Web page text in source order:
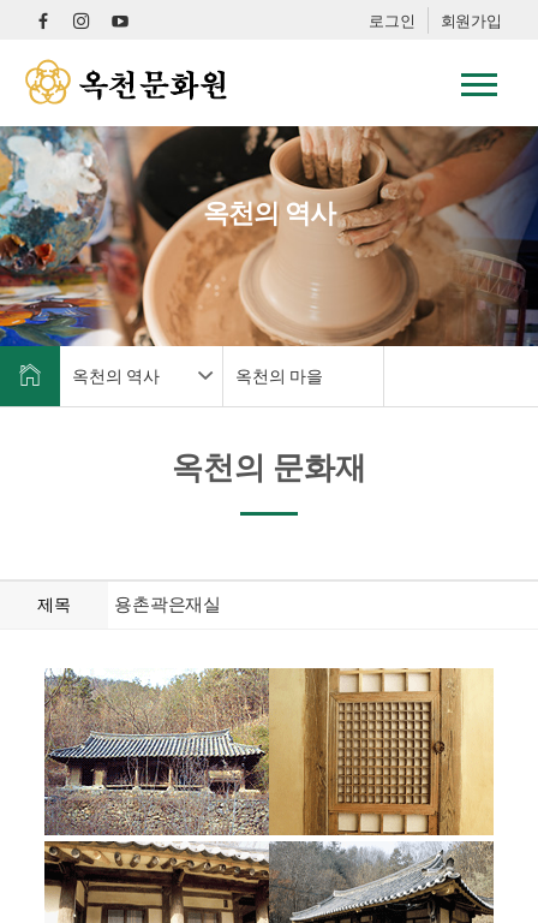
로그인 회원가입
옥천의 역사
옥천의 역사 옥천의 마을
옥천의 문화재
제목 용촌곽은재실